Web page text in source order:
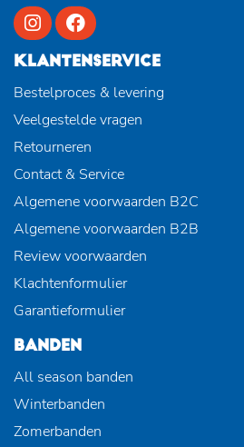
KLANTENSERVICE
Bestelproces & levering
Veelgestelde vragen
Retourneren
Contact & Service
Algemene voorwaarden B2C
Algemene voorwaarden B2B
Review voorwaarden
Klachtenformulier
Garantieformulier
BANDEN
All season banden
Winterbanden
Zomerbanden